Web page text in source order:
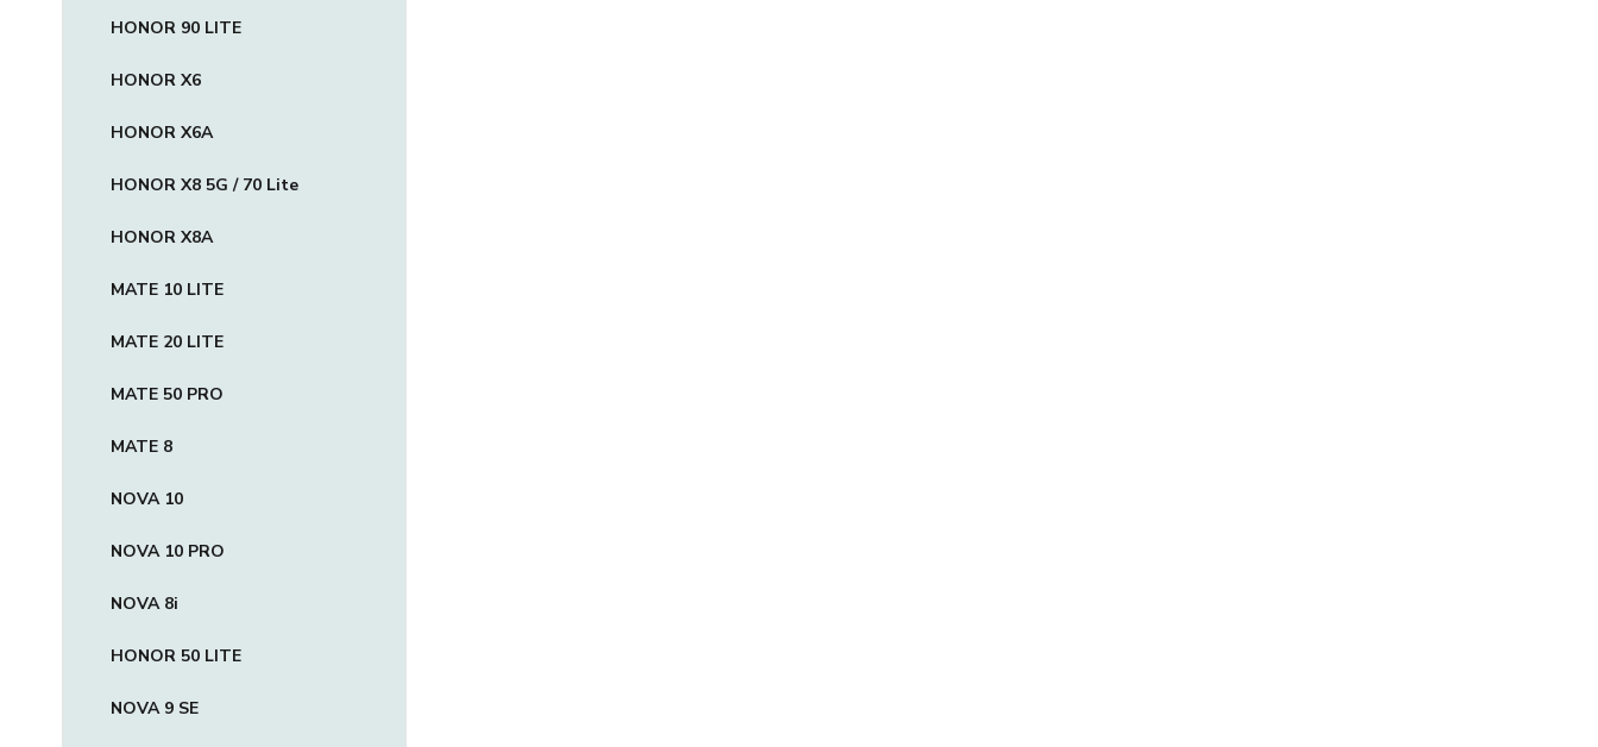
HONOR 90 LITE
HONOR X6
HONOR X6A
HONOR X8 5G / 70 Lite
HONOR X8A
MATE 10 LITE
MATE 20 LITE
MATE 50 PRO
MATE 8
NOVA 10
NOVA 10 PRO
NOVA 8i
HONOR 50 LITE
NOVA 9 SE